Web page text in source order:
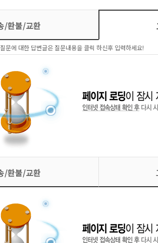
/환불/교환
문에 대한 답변글은 질문내용을 클릭 하신후 입력하세요!
/환불/교환